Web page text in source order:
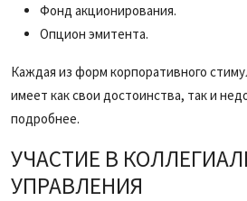
Фонд акционирования.
Опцион эмитента.
Каждая из форм корпоративного
имеет как свои достоинства, так и
подробнее.
УЧАСТИЕ В
УПРАВЛЕНИЯ